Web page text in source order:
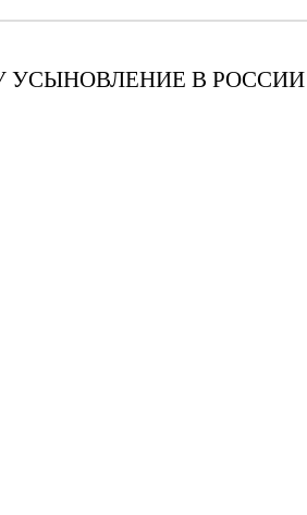
УСЫНОВЛЕНИЕ В РОССИИ